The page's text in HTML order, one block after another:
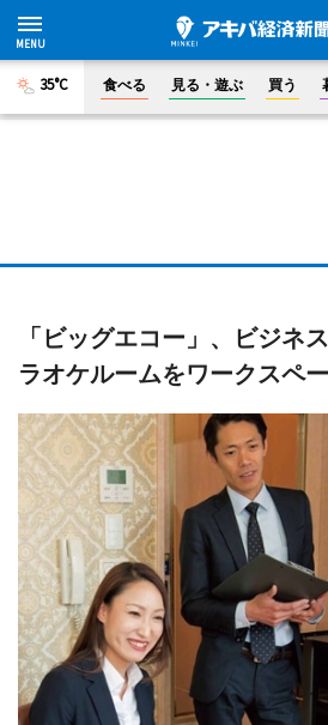
35°C 食べる 見る・遊ぶ 買う
「ビッグエコー」、ビジ
ラオケルームをワークスペ